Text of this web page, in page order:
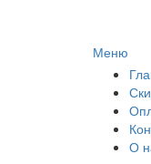
Меню
О